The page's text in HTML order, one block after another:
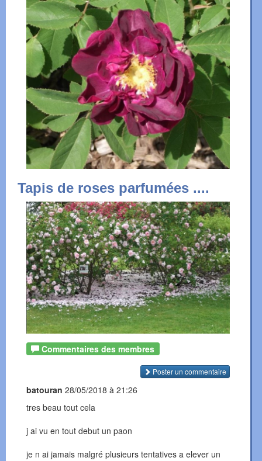
Tapis de roses parfumées ....
Commentaires des membres
Poster un commentaire
batouran 28/05/2018 à 21:26
tres beau tout cela
j ai vu en tout debut un paon
je n ai jamais malgré plusieurs tentatives a elever un